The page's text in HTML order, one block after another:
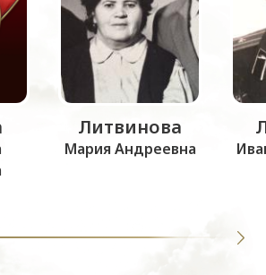
Литвинова
Мария Андреевна